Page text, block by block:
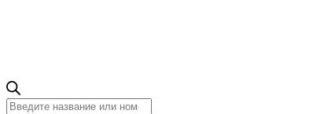
Поиск